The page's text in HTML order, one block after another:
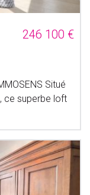
246 100 €
Situé
ce superbe loft